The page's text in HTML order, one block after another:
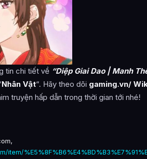
tin chi tiết về “Diệp Giai Dao | Manh
Nhân Vật“. Hãy theo dõi gaming.vn/
truyện hấp dẫn trong thời gian tới nhé!
item/